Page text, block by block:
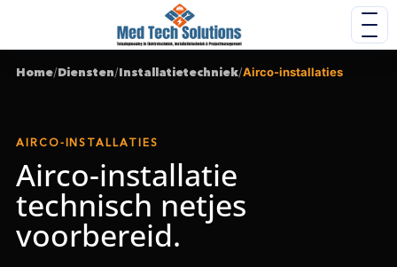
Home/Diensten/Installatietechniek/Airco-installaties
AIRCO-INSTALLATIES
Airco-installatie
technisch netjes
voorbereid.